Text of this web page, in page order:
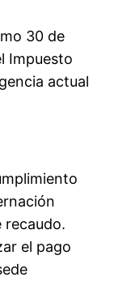
30 de
Impuesto
actual
recaudo.
el pago